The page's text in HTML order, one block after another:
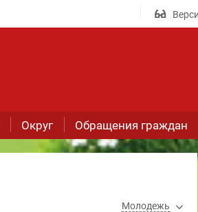
Округ Обращения граждан
Молодежь